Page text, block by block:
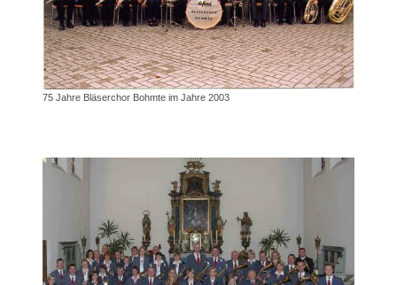
75 Jahre Bläserchor Bohmte im Jahre 2003